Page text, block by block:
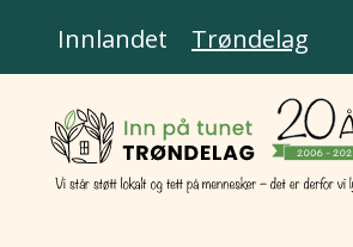
Innlandet Trøndelag